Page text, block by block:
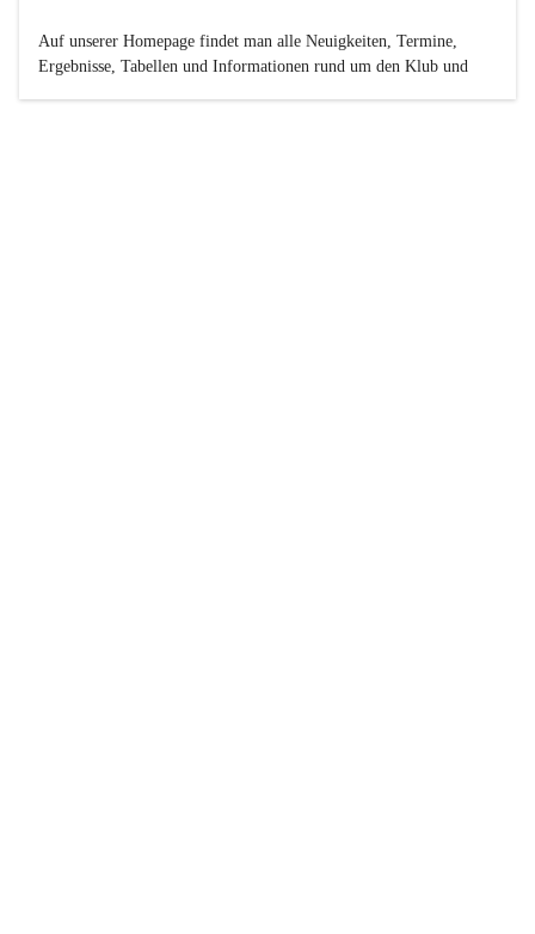
Auf unserer Homepage findet man alle Neuigkeiten, Termine,
Ergebnisse, Tabellen und Informationen rund um den Klub und